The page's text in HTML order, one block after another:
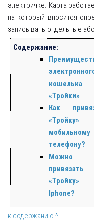
электричке. Карта
на который вносится
записывать отдельные
Содержание:
кошелька
«Тройки»
Как
мобильному
телефону?
Можно
привязать
Iphone?
к содержанию ^